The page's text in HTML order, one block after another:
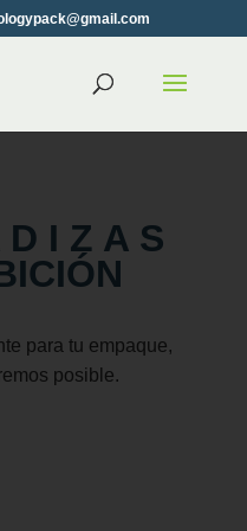
I Z A S
para tu empaque,
posible.